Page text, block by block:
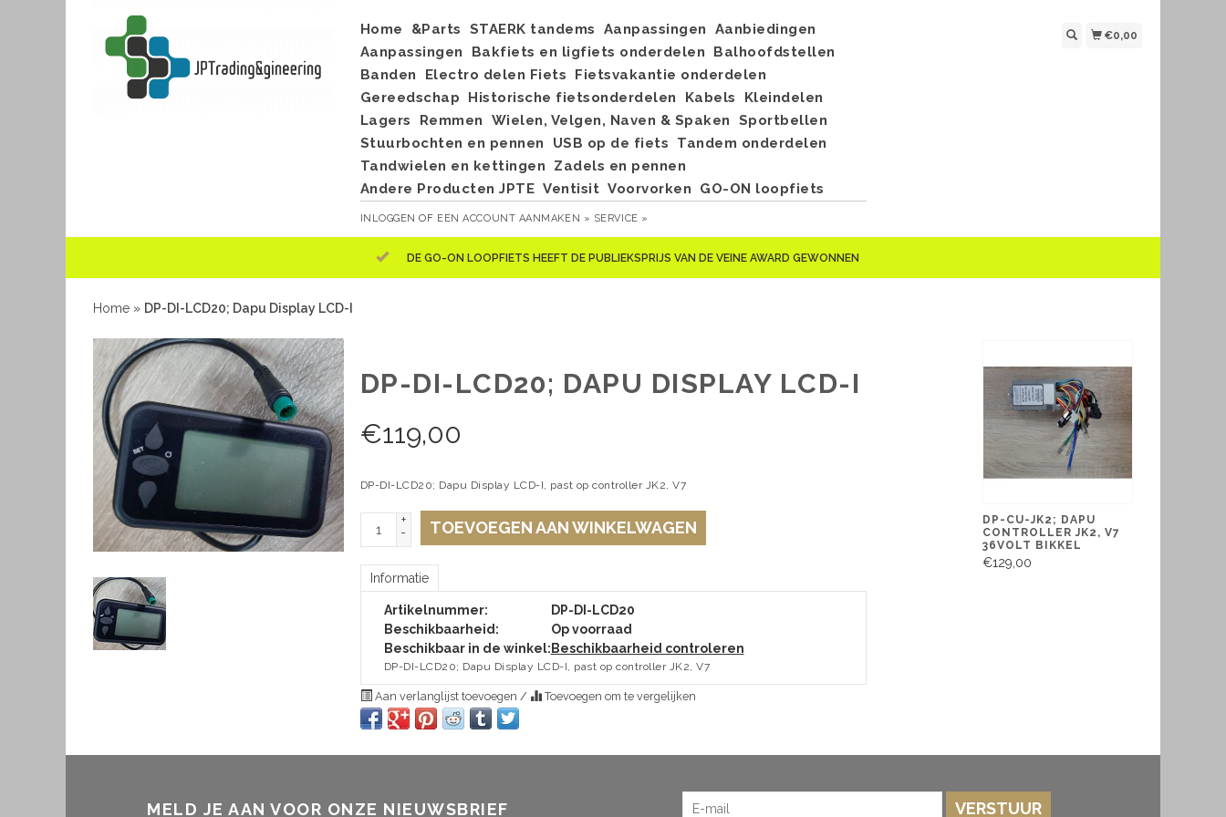
Home &Parts STAERK tandems Aanpassingen
Aanbiedingen
Aanpassingen
Bakfiets en ligfiets onderdelen
Balhoofdstellen
Banden
Electro delen Fiets
Fietsvakantie onderdelen
Gereedschap
Historische fietsonderdelen Kabels
Kleindelen
Lagers
Remmen Wielen, Velgen, Naven & Spaken
Sportbellen
Stuurbochten en pennen
USB op de fiets
Tandem onderdelen
Tandwielen en kettingen
Zadels en pennen
Andere Producten JPTE Ventisit Voorvorken GO-ON loopfiets
INLOGGEN OF EEN ACCOUNT AANMAKEN » SERVICE »
€0,00
DE GO-ON LOOPFIETS HEEFT DE PUBLIEKSPRIJS VAN DE VEINE AWARD GEWONNEN
Home » DP-DI-LCD20; Dapu Display LCD-I
DP-DI-LCD20; DAPU DISPLAY LCD-I
€119,00
DP-DI-LCD20; Dapu Display LCD-I, past op controller JK2, V7
+
-
TOEVOEGEN AAN WINKELWAGEN
Informatie
Artikelnummer:
DP-DI-LCD20
Beschikbaarheid:
Op voorraad
Beschikbaar in de winkel: Beschikbaarheid controleren
DP-DI-LCD20; Dapu Display LCD-I, past op controller JK2, V7
Aan verlanglijst toevoegen / Toevoegen om te vergelijken
DP-CU-JK2; DAPU
CONTROLLER JK2, V7
36VOLT BIKKEL
€129,00
MELD JE AAN VOOR ONZE NIEUWSBRIEF VERSTUUR